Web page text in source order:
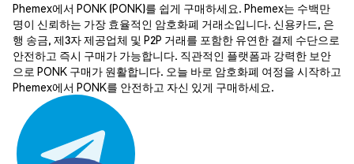
Phemex에서 PONK (PONK)를 쉽게 구매하세요. Phemex는 수백만
명이 신뢰하는 가장 효율적인 암호화폐 거래소입니다. 신용카드, 은
행 송금, 제3자 제공업체 및 P2P 거래를 포함한 유연한 결제 수단으로
안전하고 즉시 구매가 가능합니다. 직관적인 플랫폼과 강력한 보안
으로 PONK 구매가 원활합니다. 오늘 바로 암호화폐 여정을 시작하고
Phemex에서 PONK를 안전하고 자신 있게 구매하세요.